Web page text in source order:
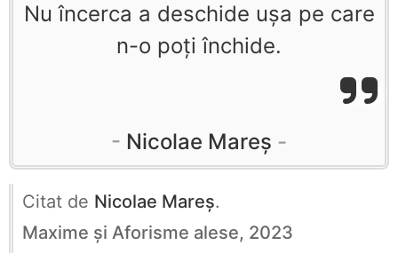
Nu încerca a deschide ușa pe care
n-o poți închide.
Nicolae Mareș
Citat de Nicolae Mareș.
Maxime și Aforisme alese, 2023